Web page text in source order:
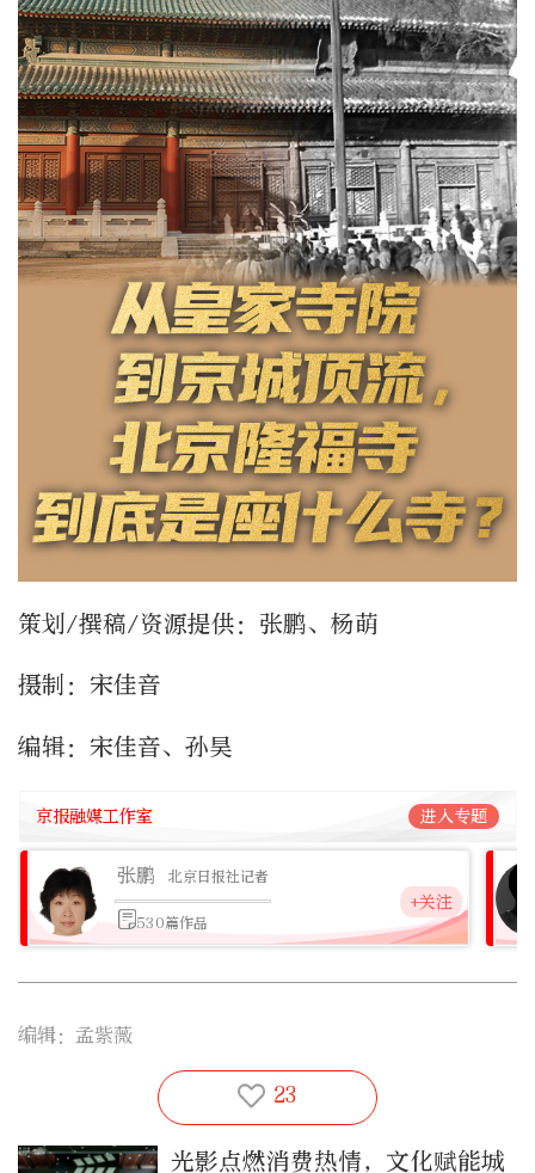
策划/撰稿/资源提供：张鹏、杨萌
摄制：宋佳音
编辑：宋佳音、孙昊
京报融媒工作室 进入专题
张鹏 北京日报社记者
530篇作品
+关注
编辑：孟紫薇
23
光影点燃消费热情，文化赋能城